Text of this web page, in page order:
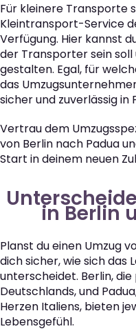
Für kleinere Transporte
Kleintransport-Service
Verfügung. Hier kannst
der Transporter sein
gestalten. Egal, für
das
sicher und zuverlässig in
Vertrau dem
von Berlin nach Padua
Start in deinem neuen
in Berlin
Planst du einen Umzug
dich sicher, wie sich das
unterscheidet. Berlin,
Deutschlands, und
Herzen Italiens, bieten
Lebensgefühl.